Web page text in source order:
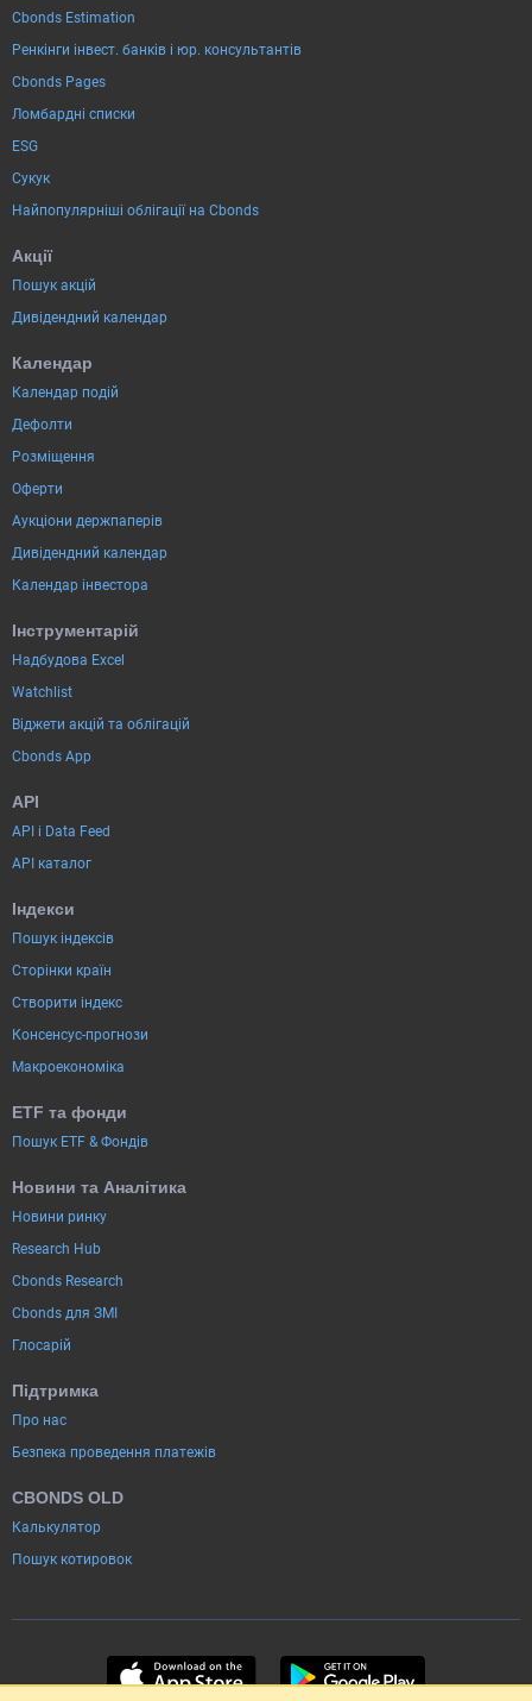
Cbonds Estimation
Ренкінги інвест. банків і юр. консультантів
Cbonds Pages
Ломбардні списки
ESG
Сукук
Найпопулярніші облігації на Cbonds
Акції
Пошук акцій
Дивідендний календар
Календар
Календар подій
Дефолти
Розміщення
Оферти
Аукціони держпаперів
Дивідендний календар
Календар інвестора
Інструментарій
Надбудова Excel
Watchlist
Віджети акцій та облігацій
Cbonds App
API
API і Data Feed
API каталог
Індекси
Пошук індексів
Сторінки країн
Створити індекс
Консенсус-прогнози
Макроекономіка
ETF та фонди
Пошук ETF & Фондів
Новини та Аналітика
Новини ринку
Research Hub
Cbonds Research
Cbonds для ЗМІ
Глосарій
Підтримка
Про нас
Безпека проведення платежів
CBONDS OLD
Калькулятор
Пошук котировок